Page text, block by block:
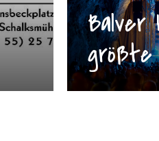
Balver
größte